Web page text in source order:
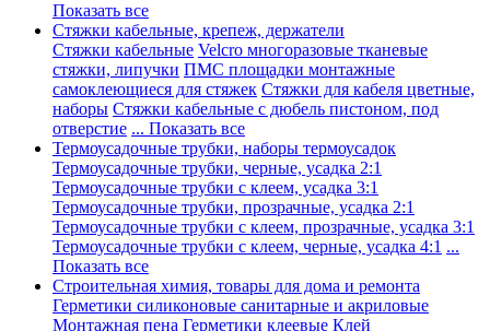
Показать все
Стяжки кабельные, крепеж, держатели
Стяжки кабельные Velcro многоразовые тканевые
стяжки, липучки ПМС площадки монтажные
самоклеющиеся для стяжек Стяжки для кабеля цветные,
наборы Стяжки кабельные с дюбель пистоном, под
отверстие ... Показать все
Термоусадочные трубки, наборы термоусадок
Термоусадочные трубки, черные, усадка 2:1
Термоусадочные трубки с клеем, усадка 3:1
Термоусадочные трубки, прозрачные, усадка 2:1
Термоусадочные трубки с клеем, прозрачные, усадка 3:1
Термоусадочные трубки с клеем, черные, усадка 4:1 ...
Показать все
Строительная химия, товары для дома и ремонта
Герметики силиконовые санитарные и акриловые
Монтажная пена Герметики клеевые Клей